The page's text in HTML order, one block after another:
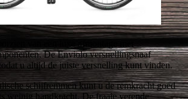
van een luxe afmontage met
De Enviolo versnellingsnaaf
u altijd de juiste versnelling kunt vinden.
schijfremmen kunt u de remkracht goed
weinig handkracht. De fraaie verende